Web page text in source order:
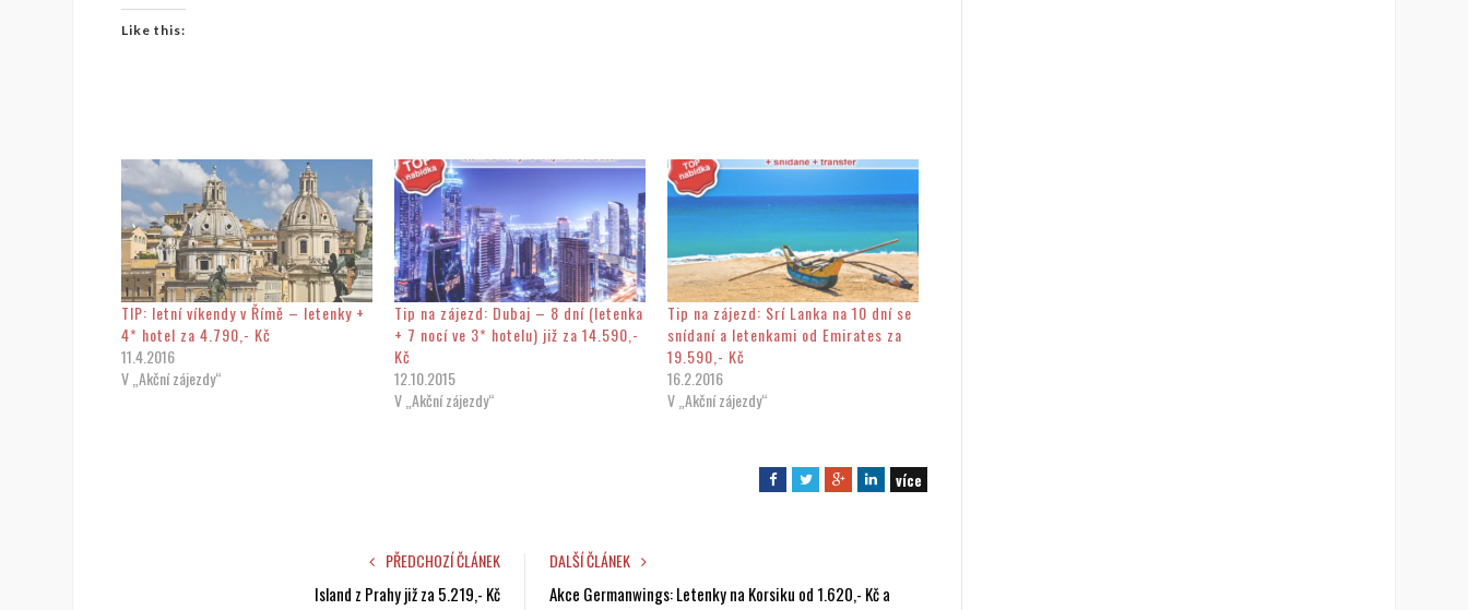
Like this:
TIP: letní víkendy v Římě – letenky +
4* hotel za 4.790,- Kč
11.4.2016
V „Akční zájezdy“
Tip na zájezd: Dubaj – 8 dní (letenka
+ 7 nocí ve 3* hotelu) již za 14.590,-
Kč
12.10.2015
V „Akční zájezdy“
Tip na zájezd: Srí Lanka na 10 dní se
snídaní a letenkami od Emirates za
19.590,- Kč
16.2.2016
V „Akční zájezdy“
F
o
T
e
G
e
L
d
více
PŘEDCHOZÍ ČLÁNEK
Island z Prahy již za 5.219,- Kč
DALŠÍ ČLÁNEK
Akce Germanwings: Letenky na Korsiku od 1.620,- Kč a